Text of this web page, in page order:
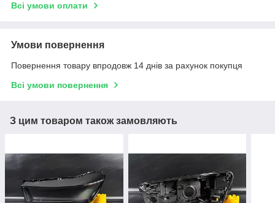
Всі умови оплати
Умови повернення
Повернення товару впродовж 14 днів за рахунок покупця
Всі умови повернення
З цим товаром також замовляють